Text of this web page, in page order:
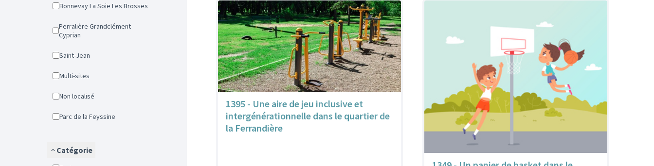
Bonnevay La Soie Les Brosses
Perralière Grandclément
Cyprian
Saint-Jean
Multi-sites
Non localisé
Parc de la Feyssine
Catégorie
1395 - Une aire de jeu inclusive et
intergénérationnelle dans le quartier de
la Ferrandière